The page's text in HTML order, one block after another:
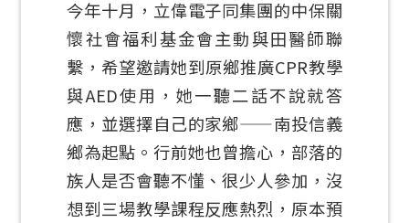
今年十月，立偉電子同集團的中保關
懷社會福利基金會主動與田醫師聯
繫，希望邀請她到原鄉推廣CPR教學
與AED使用，她一聽二話不說就答
應，並選擇自己的家鄉——南投信義
鄉為起點。行前她也曾擔心，部落的
族人是否會聽不懂、很少人參加，沒
想到三場教學課程反應熱烈，原本預